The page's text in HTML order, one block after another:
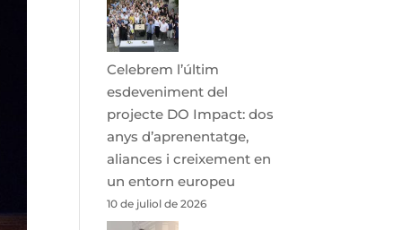
Celebrem l’últim
esdeveniment del
projecte DO Impact: dos
anys d’aprenentatge,
aliances i creixement en
un entorn europeu
10 de juliol de 2026